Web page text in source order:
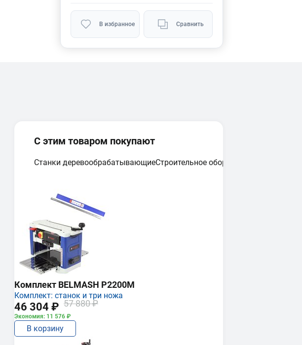
В избранное Сравнить
С этим товаром покупают
Станки деревообрабатывающиеСтроительное оборудование
Комплект BELMASH P2200M
Комплект: станок и три ножа
46 304 ₽ 57 880 ₽
Экономия: 11 576 ₽
В корзину